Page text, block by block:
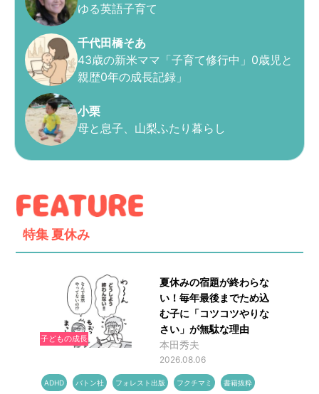
ゆる英語子育て
千代田橋そあ
43歳の新米ママ「子育て修行中」0歳児と
親歴0年の成長記録」
小栗
母と息子、山梨ふたり暮らし
特集 夏休み
子どもの成長
夏休みの宿題が終わらな
い！毎年最後までため込
む子に「コツコツやりな
さい」が無駄な理由
本田秀夫
2026.08.06
ADHD バトン社 フォレスト出版 フクチマミ 書籍抜粋